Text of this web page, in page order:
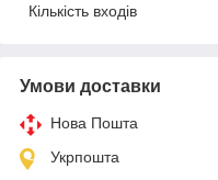
Кількість входів
Умови доставки
Нова Пошта
Укрпошта